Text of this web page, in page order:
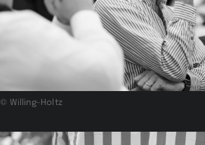
© Willing-Holtz